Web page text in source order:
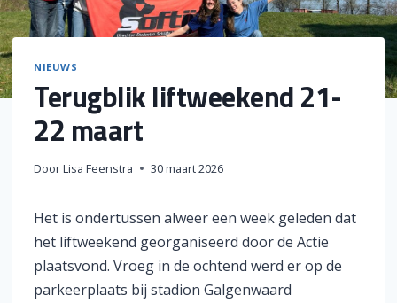
NIEUWS
Terugblik liftweekend 21-
22 maart
DoorLisa Feenstra 30 maart 2026
Het is ondertussen alweer een week geleden dat
het liftweekend georganiseerd door de Actie
plaatsvond. Vroeg in de ochtend werd er op de
parkeerplaats bij stadion Galgenwaard